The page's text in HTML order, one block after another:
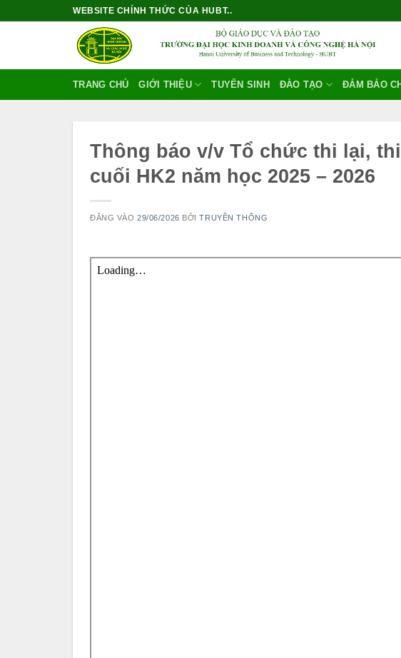
WEBSITE CHÍNH THỨC CỦA HUBT..
TRANG CHỦ GIỚI THIỆU TUYỂN SINH ĐÀO TẠO ĐẢM BẢO
Thông báo v/v Tổ chức thi lại,
cuối HK2 năm học 2025 – 2026
ĐĂNG VÀO29/06/2026 BỞITRUYỀN THÔNG